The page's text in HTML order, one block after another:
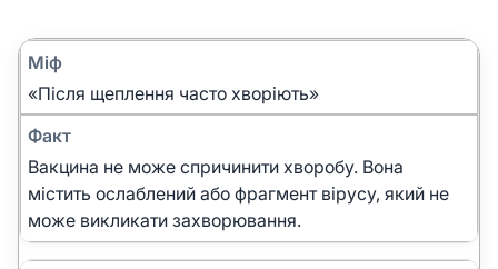
Міф
«Після щеплення часто хворіють»
Факт
Вакцина не може спричинити хворобу. Вона
містить ослаблений або фрагмент вірусу, який не
може викликати захворювання.